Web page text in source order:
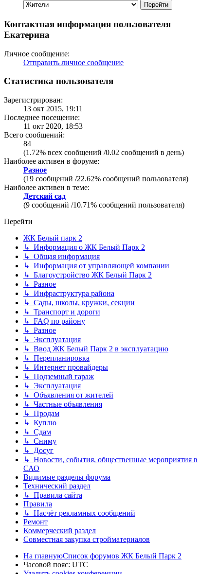
Контактная информация пользователя
Екатерина
Личное сообщение:
Отправить личное сообщение
Статистика пользователя
Зарегистрирован:
13 окт 2015, 19:11
Последнее посещение:
11 окт 2020, 18:53
Всего сообщений:
84
(1.72% всех сообщений /0.02 сообщений в день)
Наиболее активен в форуме:
Разное
(19 сообщений /22.62% сообщений пользователя)
Наиболее активен в теме:
Детский сад
(9 сообщений /10.71% сообщений пользователя)
Перейти
ЖК Белый парк 2
↳ Информация о ЖК Белый Парк 2
↳ Общая информация
↳ Информация от управляющей компании
↳ Благоустройство ЖК Белый Парк 2
↳ Разное
↳ Инфраструктура района
↳ Сады, школы, кружки, секции
↳ Транспорт и дороги
↳ FAQ по району
↳ Разное
↳ Эксплуатация
↳ Ввод ЖК Белый Парк 2 в эксплуатацию
↳ Перепланировка
↳ Интернет провайдеры
↳ Подземный гараж
↳ Эксплуатация
↳ Объявления от жителей
↳ Частные объявления
↳ Продам
↳ Куплю
↳ Сдам
↳ Сниму
↳ Досуг
↳ Новости, события, общественные мероприятия в
САО
Видимые разделы форума
Технический раздел
↳ Правила сайта
Правила
↳ Насчёт рекламных сообщений
Ремонт
Коммерческий раздел
Совместная закупка стройматериалов
На главнуюСписок форумов ЖК Белый Парк 2
Часовой пояс: UTC